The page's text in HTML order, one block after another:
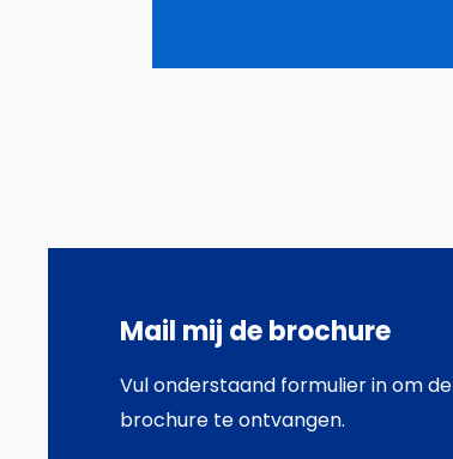
Mail mij de brochure
Vul onderstaand formulier in om de
brochure te ontvangen.